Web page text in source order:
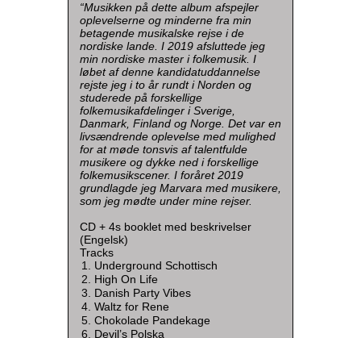
“Musikken på dette album afspejler
oplevelserne og minderne fra min
betagende musikalske rejse i de
nordiske lande. I 2019 afsluttede jeg
min nordiske master i folkemusik. I
løbet af denne kandidatuddannelse
rejste jeg i to år rundt i Norden og
studerede på forskellige
folkemusikafdelinger i Sverige,
Danmark, Finland og Norge. Det var en
livsændrende oplevelse med mulighed
for at møde tonsvis af talentfulde
musikere og dykke ned i forskellige
folkemusikscener. I foråret 2019
grundlagde jeg Marvara med musikere,
som jeg mødte under mine rejser.
CD + 4s booklet med beskrivelser
(Engelsk)
Tracks
Underground Schottisch
High On Life
Danish Party Vibes
Waltz for Rene
Chokolade Pandekage
Devil’s Polska